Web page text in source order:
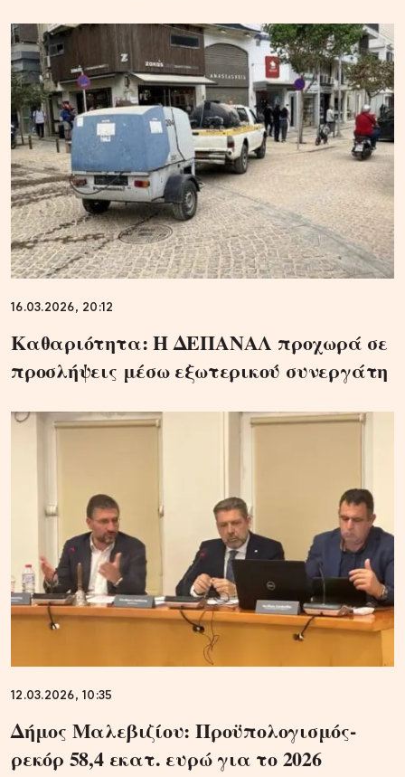
16.03.2026, 20:12
Καθαριότητα: Η ΔΕΠΑΝΑΛ προχωρά σε
προσλήψεις μέσω εξωτερικού συνεργάτη
12.03.2026, 10:35
Δήμος Μαλεβιζίου: Προϋπολογισμός-
ρεκόρ 58,4 εκατ. ευρώ για το 2026